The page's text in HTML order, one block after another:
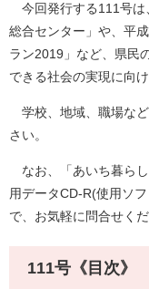
今回発行する111号は
総合センター」や、平
ラン2019」など、県民
できる社会の実現に向
学校、地域、職場な
さい。
なお、「あいち暮ら
用データCD-R(使用ソ
で、お気軽に問合せくだ
111号《目次》